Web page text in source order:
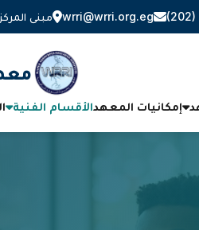
(202)
wrri@wrri.org.eg مبنى المركز
إمكانيات المعهدالأقسام الفنية